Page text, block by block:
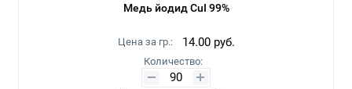
Медь йодид CuI 99%
Цена за гр.: 14.00 руб.
Количество: